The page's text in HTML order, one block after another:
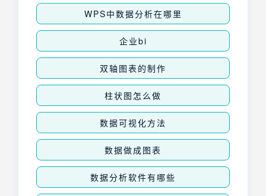
WPS中数据分析在哪里
企业bi
双轴图表的制作
柱状图怎么做
数据可视化方法
数据做成图表
数据分析软件有哪些